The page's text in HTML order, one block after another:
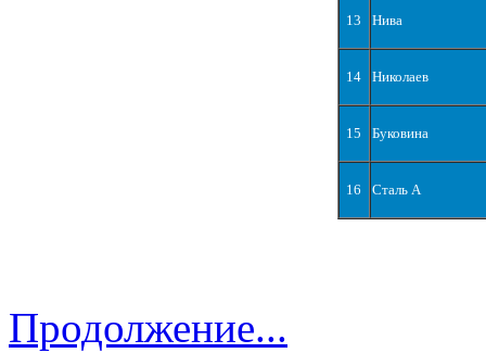
13 Нива
14 Николаев
15 Буковина
16 Сталь А
Продолжение...